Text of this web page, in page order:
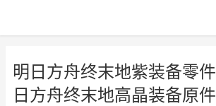
明日方舟终末地紫装备零
日方舟终末地高晶装备原